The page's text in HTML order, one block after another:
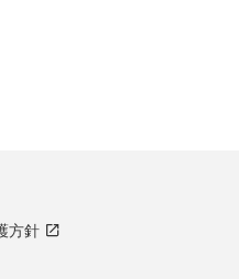
方針